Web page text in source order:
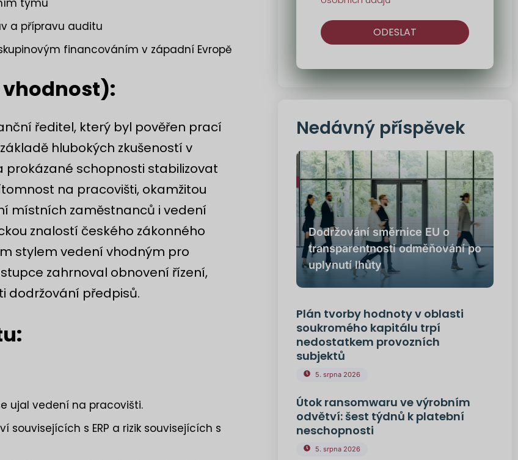
týmu
a přípravu auditu
financováním v západní Evropě
ředitel, který byl pověřen prací
hlubokých zkušeností v
prokázané schopnosti stabilizovat
na pracovišti, okamžitou
místních zaměstnanců i vedení
znalostí českého zákonného
stylem vedení vhodným pro
zahrnoval obnovení řízení,
dodržování předpisů.
ujal vedení na pracovišti.
s ERP a rizik souvisejících s
ODESLAT
Nedávný příspěvek
Dodržování směrnice EU o
transparentnosti odměňování po
uplynutí lhůty
Plán tvorby hodnoty v oblasti
soukromého kapitálu trpí
nedostatkem provozních
subjektů
5. srpna 2026
Útok ransomwaru ve výrobním
odvětví: šest týdnů k platební
neschopnosti
5. srpna 2026